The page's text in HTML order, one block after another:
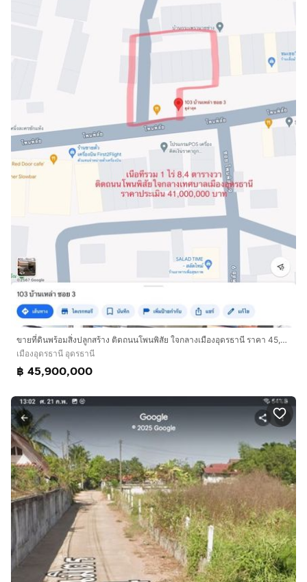
ขายที่ดินพร้อมสิ่งปลูกสร้าง ติดถนนโพนพิสัย ใจกลางเมืองอุดรธานี ราคา 45,900,000 บาท
เมืองอุดรธานี อุดรธานี
฿ 45,900,000